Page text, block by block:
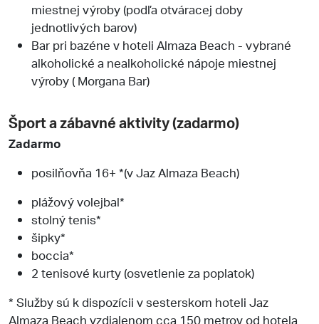
miestnej výroby (podľa otváracej doby
jednotlivých barov)
Bar pri bazéne v hoteli Almaza Beach - vybrané
alkoholické a nealkoholické nápoje miestnej
výroby ( Morgana Bar)
Šport a zábavné aktivity (zadarmo)
Zadarmo
posilňovňa 16+ *(v Jaz Almaza Beach)
plážový volejbal*
stolný tenis*
šipky*
boccia*
2 tenisové kurty (osvetlenie za poplatok)
* Služby sú k dispozícii v sesterskom hoteli Jaz
Almaza Beach vzdialenom cca 150 metrov od hotela